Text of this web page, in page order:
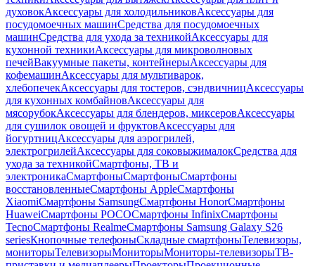
духовокАксессуары для холодильниковАксессуары для
посудомоечных машинСредства для посудомоечных
машинСредства для ухода за техникойАксессуары для
кухонной техникиАксессуары для микроволновых
печейВакуумные пакеты, контейнерыАксессуары для
кофемашинАксессуары для мультиварок,
хлебопечекАксессуары для тостеров, сэндвичницАксессуары
для кухонных комбайновАксессуары для
мясорубокАксессуары для блендеров, миксеровАксессуары
для сушилок овощей и фруктовАксессуары для
йогуртницАксессуары для аэрогрилей,
электрогрилейАксессуары для соковыжималокСредства для
ухода за техникойСмартфоны, ТВ и
электроникаСмартфоныСмартфоныСмартфоны
восстановленныеСмартфоны AppleСмартфоны
XiaomiСмартфоны SamsungСмартфоны HonorСмартфоны
HuaweiСмартфоны POCOСмартфоны InfinixСмартфоны
TecnoСмартфоны RealmeСмартфоны Samsung Galaxy S26
seriesКнопочные телефоныСкладные смартфоныТелевизоры,
мониторыТелевизорыМониторыМониторы-телевизорыТВ-